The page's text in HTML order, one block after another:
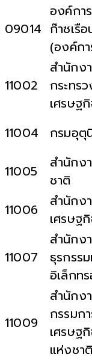
09014
องค์กา
ก๊าซเรื
(องค์ก
11002
สำนักง
กระทร
เศรษฐ
11004 กรมอุตุ
11005
สำนักง
ชาติ
11006
สำนักง
เศรษฐ
11007
สำนัก
ธุรกรร
อิเล็กท
11009
สำนักง
กรรมก
เศรษฐ
แห่งชา